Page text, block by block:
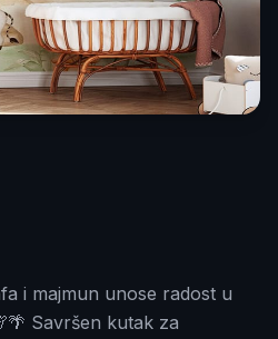
i majmun unose radost u
Savršen kutak za